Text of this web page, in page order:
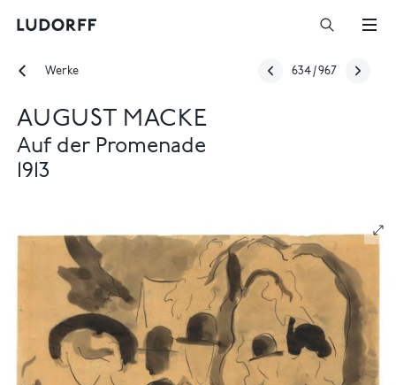
Werke 634 /967
AUGUST MACKE
Auf der Promenade
1913